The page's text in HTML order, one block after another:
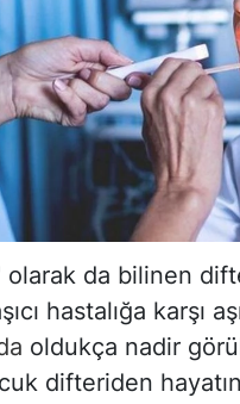
olarak da bilinen
hastalığa karşı
oldukça nadir
difteriden